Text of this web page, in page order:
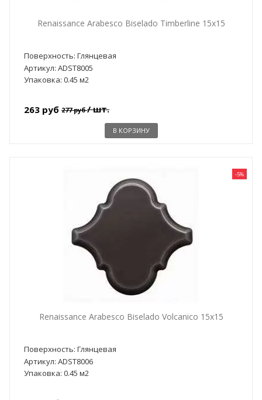
Renaissance Arabesco Biselado Timberline 15x15
Поверхность: Глянцевая
Артикул: ADST8005
Упаковка: 0.45 м2
263 руб 277 руб/ шт.
В КОРЗИНУ
-5%
Renaissance Arabesco Biselado Volcanico 15x15
Поверхность: Глянцевая
Артикул: ADST8006
Упаковка: 0.45 м2